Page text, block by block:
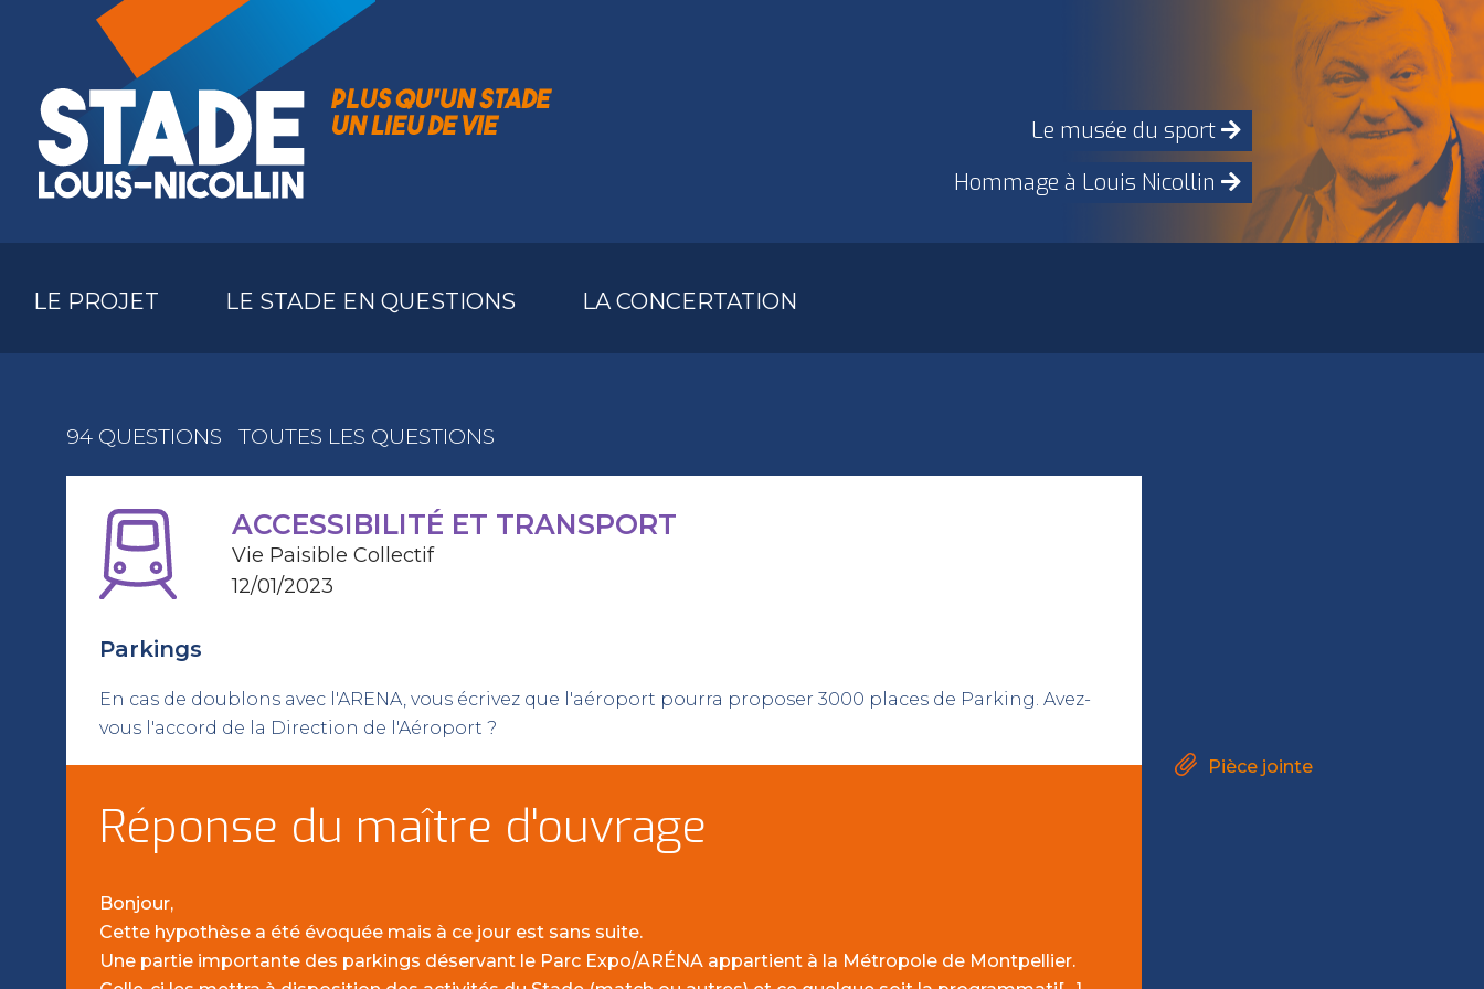
Le musée du sport
Hommage à Louis Nicollin
LE PROJET LE STADE EN QUESTIONS LA CONCERTATION
94 QUESTIONS TOUTES LES QUESTIONS
ACCESSIBILITÉ ET TRANSPORT
Vie Paisible Collectif
12/01/2023
Parkings
En cas de doublons avec l'ARENA, vous écrivez que l'aéroport pourra proposer 3000 places de Parking. Avez-
vous l'accord de la Direction de l'Aéroport ?
Réponse du maître d'ouvrage
Bonjour,
Cette hypothèse a été évoquée mais à ce jour est sans suite.
Une partie importante des parkings déservant le Parc Expo/ARÉNA appartient à la Métropole de Montpellier.
Pièce jointe